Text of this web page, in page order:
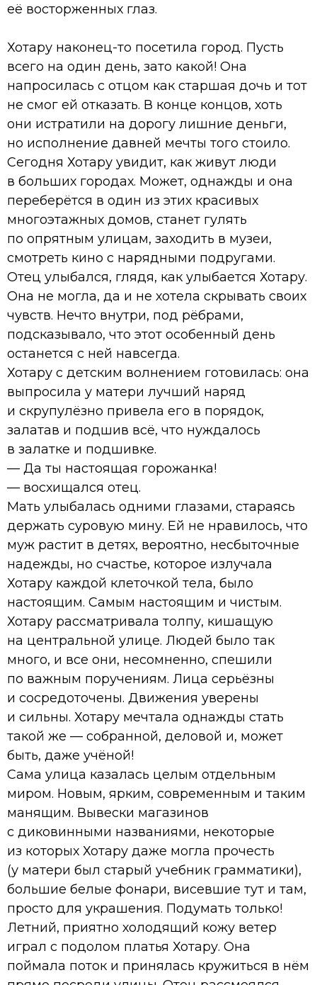
её восторженных глаз.
Хотару наконец-то посетила город. Пусть
всего на один день, зато какой! Она
напросилась с отцом как старшая дочь и тот
не смог ей отказать. В конце концов, хоть
они истратили на дорогу лишние деньги,
но исполнение давней мечты того стоило.
Сегодня Хотару увидит, как живут люди
в больших городах. Может, однажды и она
переберётся в один из этих красивых
многоэтажных домов, станет гулять
по опрятным улицам, заходить в музеи,
смотреть кино с нарядными подругами.
Отец улыбался, глядя, как улыбается Хотару.
Она не могла, да и не хотела скрывать своих
чувств. Нечто внутри, под рёбрами,
подсказывало, что этот особенный день
останется с ней навсегда.
Хотару с детским волнением готовилась: она
выпросила у матери лучший наряд
и скрупулёзно привела его в порядок,
залатав и подшив всё, что нуждалось
в залатке и подшивке.
— Да ты настоящая горожанка!
— восхищался отец.
Мать улыбалась одними глазами, стараясь
держать суровую мину. Ей не нравилось, что
муж растит в детях, вероятно, несбыточные
надежды, но счастье, которое излучала
Хотару каждой клеточкой тела, было
настоящим. Самым настоящим и чистым.
Хотару рассматривала толпу, кишащую
на центральной улице. Людей было так
много, и все они, несомненно, спешили
по важным поручениям. Лица серьёзны
и сосредоточены. Движения уверены
и сильны. Хотару мечтала однажды стать
такой же — собранной, деловой и, может
быть, даже учёной!
Сама улица казалась целым отдельным
миром. Новым, ярким, современным и таким
манящим. Вывески магазинов
с диковинными названиями, некоторые
из которых Хотару даже могла прочесть
(у матери был старый учебник грамматики),
большие белые фонари, висевшие тут и там,
просто для украшения. Подумать только!
Летний, приятно холодящий кожу ветер
играл с подолом платья Хотару. Она
поймала поток и принялась кружиться в нём